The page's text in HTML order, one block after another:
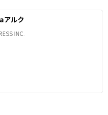
アルク
INC.